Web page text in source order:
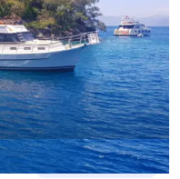
Nouveau bateau